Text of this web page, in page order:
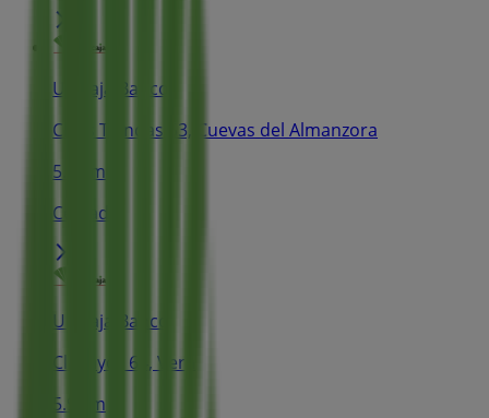
Unicaja Banco
Cl las Tiendas 53, Cuevas del Almanzora
5.6 km
Cerrado
Unicaja Banco
Cl Mayor 64, Vera
5.9 km